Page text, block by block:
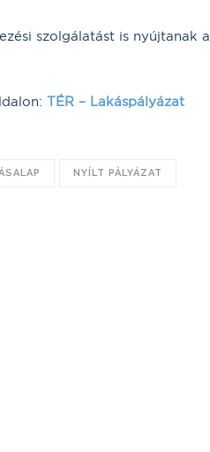
szolgálatást is nyújtanak a
TÉR – Lakáspályázat
NYÍLT PÁLYÁZAT